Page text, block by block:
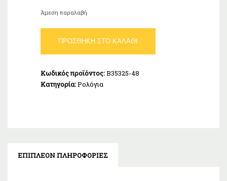
Άμεση παραλαβή
Marea
Wishes
B35325-
48
ΠΡΟΣΘΉΚΗ ΣΤΟ ΚΑΛΆΘΙ
Κωδικός προϊόντος:B35325-48
Κατηγορία:Ρολόγια
ΕΠΙΠΛΈΟΝ ΠΛΗΡΟΦΟΡΊΕΣ